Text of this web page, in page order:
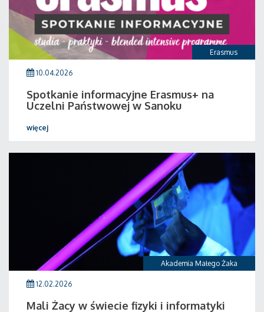
Erasmus
10.04.2026
Spotkanie informacyjne Erasmus+ na
Uczelni Państwowej w Sanoku
więcej
Akademia Małego Żaka
12.02.2026
Mali Żacy w świecie fizyki i informatyki